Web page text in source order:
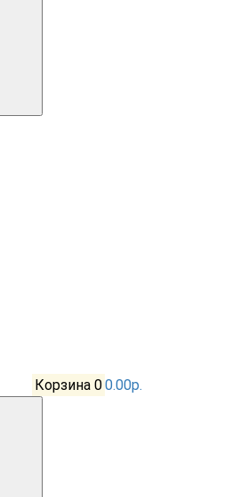
Корзина 00.00р.